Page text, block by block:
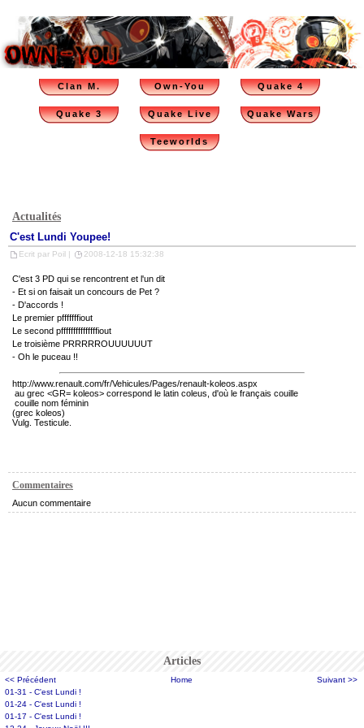
Clan M. Own-You Quake 4
Quake 3 Quake Live Quake Wars
Teeworlds
Articles
<< Précédent Home
Suivant >>
01-31 - C'est Lundi !
01-24 - C'est Lundi !
01-17 - C'est Lundi !
Actualités
C'est Lundi Youpee!
Ecrit par Poil | 2008-12-18 15:32:38
C'est 3 PD qui se rencontrent et l'un dit
- Et si on faisait un concours de Pet ?
- D'accords !
Le premier pfffffffiout
Le second pfffffffffffffffiout
Le troisième PRRRRROUUUUUUT
- Oh le puceau !!
http://www.renault.com/fr/Vehicules/Pages/renault-koleos.aspx
au grec <GR= koleos> correspond le latin coleus, d'où le français couille
couille nom féminin
(grec koleos)
Vulg. Testicule.
Commentaires
Aucun commentaire